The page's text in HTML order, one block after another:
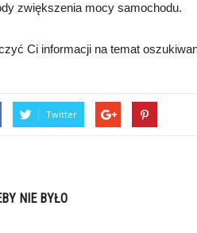
zwiększenia mocy samochodu.
Ci informacji na temat
Twitter
NIE BYŁO